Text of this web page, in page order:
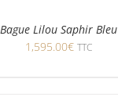
Bague Lilou Saphir Bleu
1,595.00€ TTC